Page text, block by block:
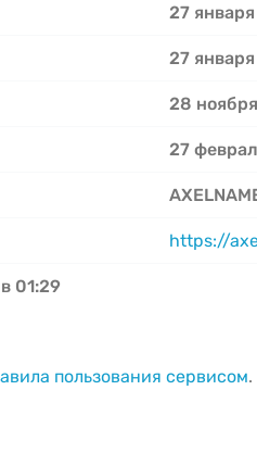
27
27
28
27
https://
01:29
пользования сервисом.